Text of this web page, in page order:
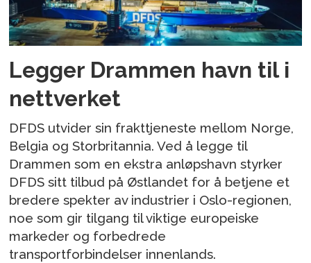
Legger Drammen havn til i
nettverket
DFDS utvider sin frakttjeneste mellom Norge,
Belgia og Storbritannia. Ved å legge til
Drammen som en ekstra anløpshavn styrker
DFDS sitt tilbud på Østlandet for å betjene et
bredere spekter av industrier i Oslo-regionen,
noe som gir tilgang til viktige europeiske
markeder og forbedrede
transportforbindelser innenlands.